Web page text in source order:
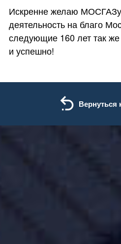
Искренне желаю
деятельность на благо
следующие 160 лет так
и успешно!
Вернуться